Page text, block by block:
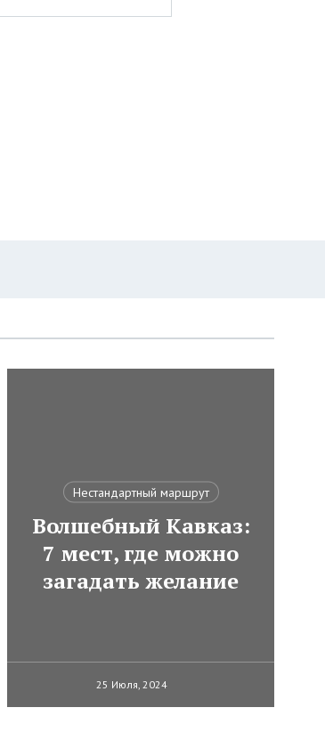
Нестандартный маршрут
Волшебный Кавказ:
7 мест, где можно
загадать желание
25 Июля, 2024